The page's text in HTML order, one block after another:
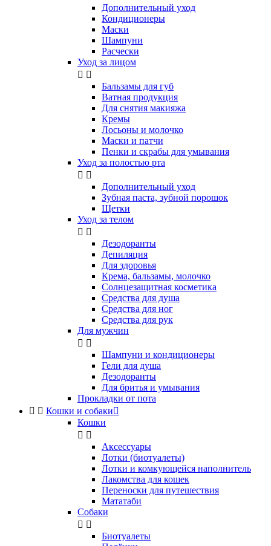
Дополнительный уход
Кондиционеры
Маски
Шампуни
Расчески
Уход за лицом
 
Бальзамы для губ
Ватная продукция
Для снятия макияжа
Кремы
Лосьоны и молочко
Маски и патчи
Пенки и скрабы для умывания
Уход за полостью рта
 
Дополнительный уход
Зубная паста, зубной порошок
Щетки
Уход за телом
 
Дезодоранты
Депиляция
Для здоровья
Крема, бальзамы, молочко
Солнцезащитная косметика
Средства для душа
Средства для ног
Средства для рук
Для мужчин
 
Шампуни и кондиционеры
Гели для душа
Дезодоранты
Для бритья и умывания
Прокладки от пота
  Кошки и собаки
Кошки
 
Аксессуары
Лотки (биотуалеты)
Лотки и комкующейся наполнитель
Лакомства для кошек
Переноски для путешествия
Мататаби
Собаки
 
Биотуалеты